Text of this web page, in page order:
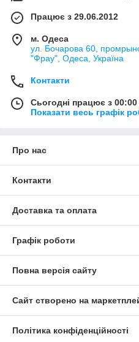
Працює з 29.06.2012
м. Одеса
ул. Бочарова 60,
"Фрау", Одеса, Україна
Контакти
Сьогодні працює з
Показати весь графік
Про нас
Контакти
Доставка та оплата
Графік роботи
Повна версія сайту
Сайт створено на
Політика конфіденційності